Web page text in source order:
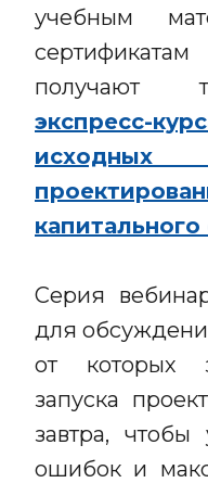
учебным
получают
экспресс-
капитального
Серия
для
от которых
запуска
завтра, чтобы
ошибок и